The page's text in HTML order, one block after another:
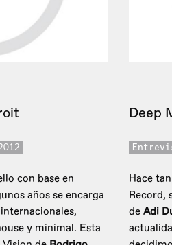
con base en
años se encarga
y minimal. Esta
Deep
Hace
Record,
de Adi